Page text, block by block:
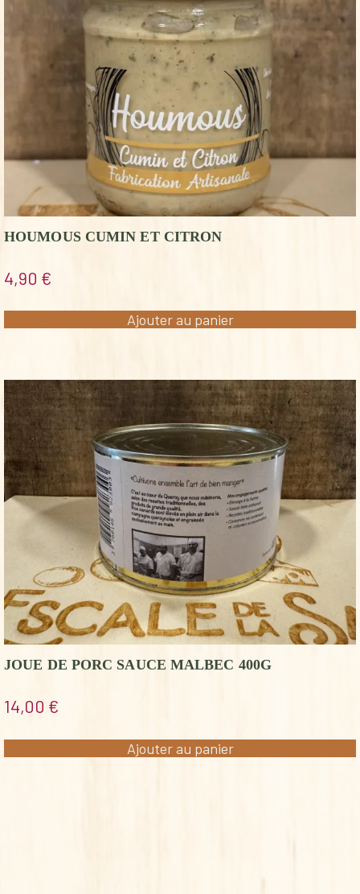
HOUMOUS CUMIN ET CITRON
4,90 €
Ajouter au panier
JOUE DE PORC SAUCE MALBEC 400G
14,00 €
Ajouter au panier